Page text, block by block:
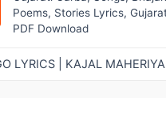
Poems, Stories Lyrics,
PDF Download
LYRICS | KAJAL MAHERIYA